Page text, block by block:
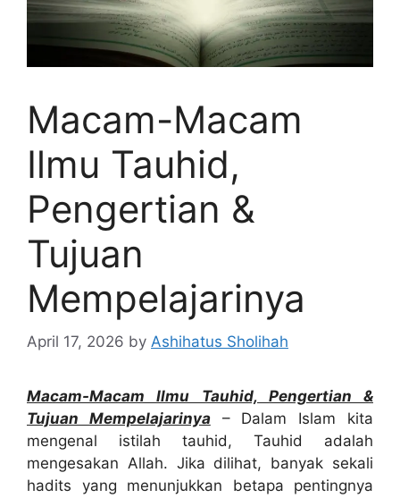
Macam-Macam
Ilmu Tauhid,
Pengertian &
Tujuan
Mempelajarinya
April 17, 2026 by Ashihatus Sholihah
Macam-Macam Ilmu Tauhid, Pengertian &
Tujuan Mempelajarinya
– Dalam Islam kita
mengenal istilah tauhid, Tauhid adalah
mengesakan Allah. Jika dilihat, banyak sekali
hadits yang menunjukkan betapa pentingnya